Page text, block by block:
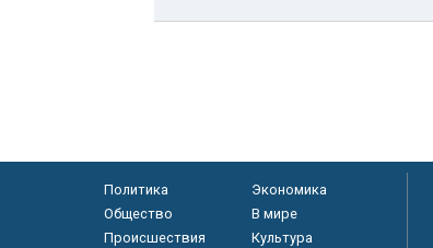
Политика
Экономика
Общество
В мире
Происшествия
Культура